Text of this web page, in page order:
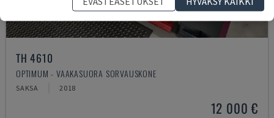
TH 4610
OPTIMUM - VAAKASUORA SORVAUSKONE
SAKSA 2018
12 000 €